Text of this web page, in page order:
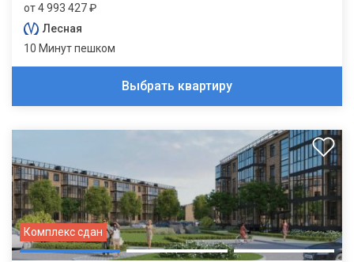
от 4 993 427 ₽
Лесная
10 Минут пешком
Выбрать квартиру
Комплекс сдан